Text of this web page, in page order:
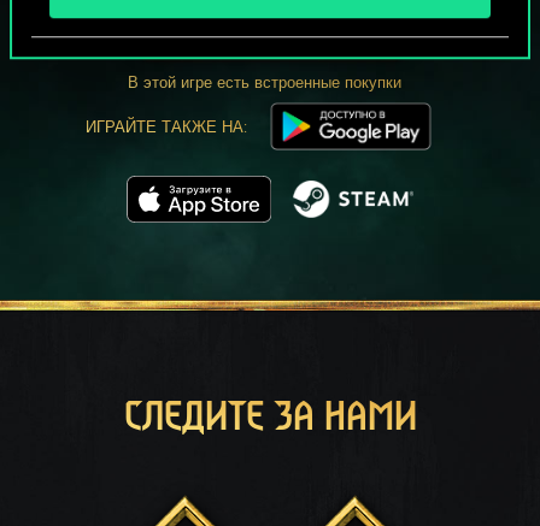
ИГРАТЬ
БЕСПЛАТНО НА ПК
В этой игре есть встроенные покупки
ИГРАЙТЕ ТАКЖЕ НА:
СЛЕДИТЕ ЗА НАМИ